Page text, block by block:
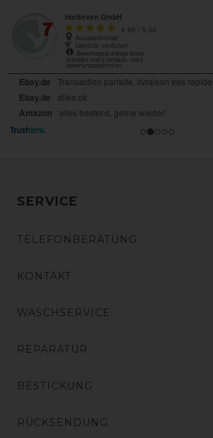
SERVICE
TELEFONBERATUNG
KONTAKT
WASCHSERVICE
REPARATUR
BESTICKUNG
RÜCKSENDUNG